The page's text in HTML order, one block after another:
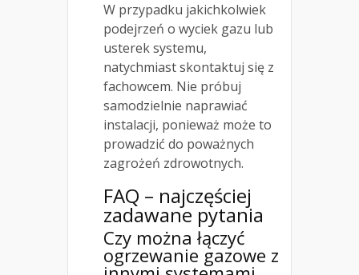
W przypadku jakichkolwiek
podejrzeń o wyciek gazu lub
usterek systemu,
natychmiast skontaktuj się z
fachowcem. Nie próbuj
samodzielnie naprawiać
instalacji, ponieważ może to
prowadzić do poważnych
zagrożeń zdrowotnych.
FAQ – najczęściej
zadawane pytania
Czy można łączyć
ogrzewanie gazowe z